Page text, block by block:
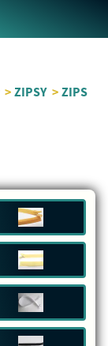
> ZIPSY > ZIPS